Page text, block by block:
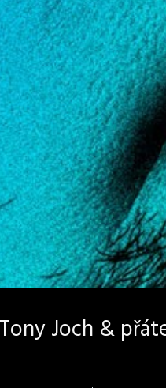
Tony Joch &